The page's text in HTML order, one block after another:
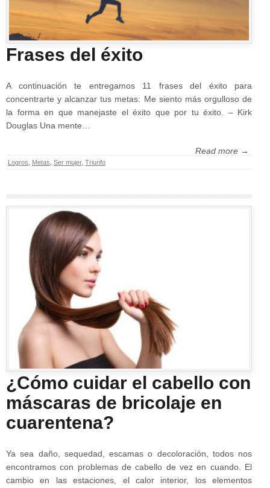
Frases del éxito
A continuación te entregamos 11 frases del éxito para
concentrarte y alcanzar tus metas: Me siento más orgulloso de
la forma en que manejaste el éxito que por tu éxito. – Kirk
Douglas Una mente…
Read more →
Logros Metas Ser mujer, Triunfo
¿Cómo cuidar el cabello con
máscaras de bricolaje en
cuarentena?
Ya sea daño, sequedad, escamas o decoloración, todos nos
encontramos con problemas de cabello de vez en cuando. El
cambio en las estaciones, el calor interior, los elementos